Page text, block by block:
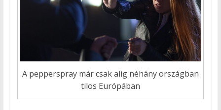
A pepperspray már csak alig néhány országban
tilos Európában